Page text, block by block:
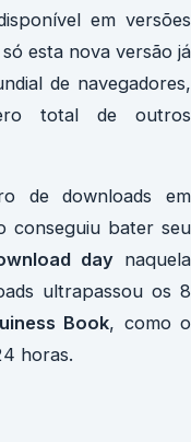
em versões
só esta nova versão já
de navegadores,
total de outros
de downloads em
conseguiu bater seu
day naquela
ultrapassou os 8
Book, como o
horas.